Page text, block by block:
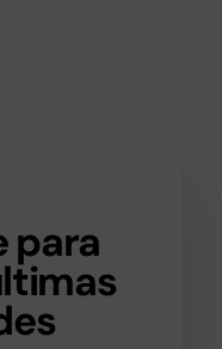
para